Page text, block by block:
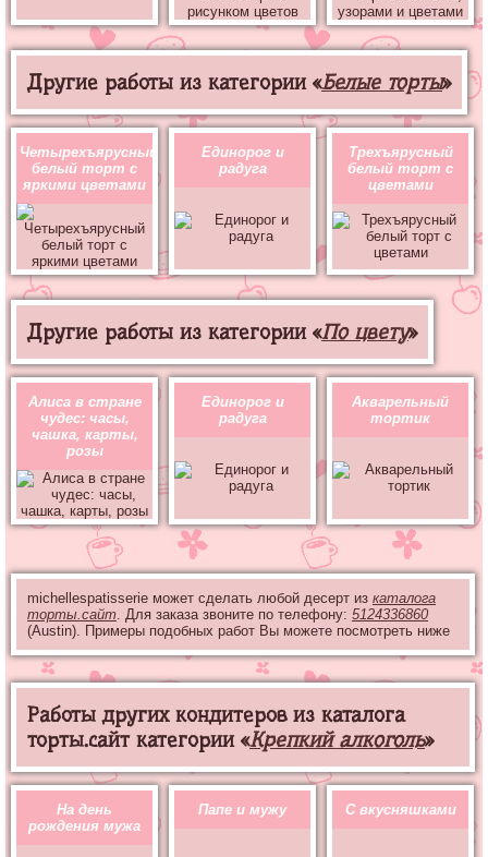
Другие работы из категории «Белые торты»
Четырехъярусный
белый торт с
яркими цветами
Единорог и
радуга
Трехъярусный
белый торт с
цветами
Другие работы из категории «По цвету»
Алиса в стране
чудес: часы,
чашка, карты,
розы
Единорог и
радуга
Акварельный
тортик
michellespatisserie может сделать любой десерт из каталога
торты.сайт. Для заказа звоните по телефону: 5124336860
(Austin). Примеры подобных работ Вы можете посмотреть ниже
Работы других кондитеров из каталога
торты.сайт категории «Крепкий алкоголь»
На день
рождения мужа
Папе и мужу С вкусняшками